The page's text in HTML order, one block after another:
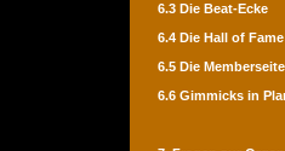
6.3 Die Beat-Ecke
6.4 Die Hall of Fame
6.5 Die
6.6 Gimmicks in